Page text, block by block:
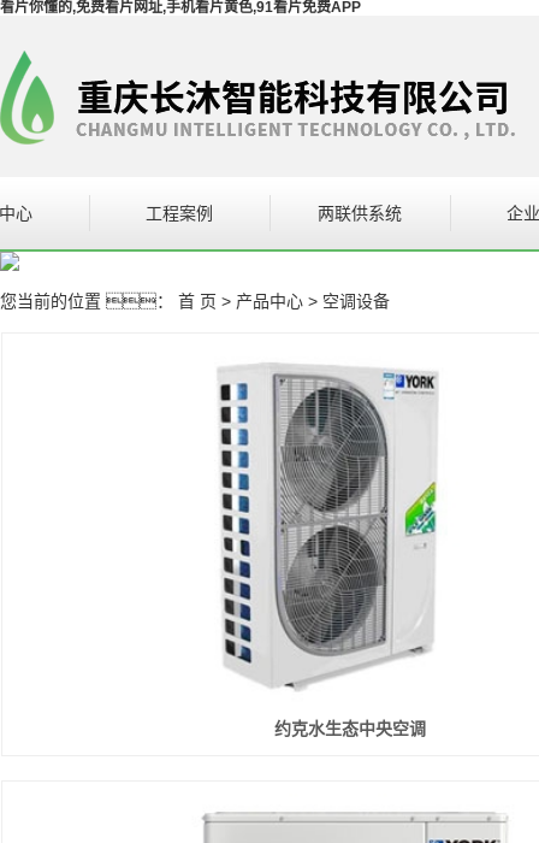
看片你懂的,免费看片网址,手机看片黄色,91看片免费APP
心
备
工程案例 两联供系统 企
您当前的位置 ： 首 页 > 产品中心 > 空调设备
约克水生态中央空调